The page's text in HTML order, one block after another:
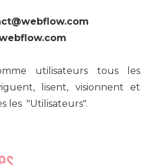
utilisateurs tous les
lisent, visionnent et
les "Utilisateurs".